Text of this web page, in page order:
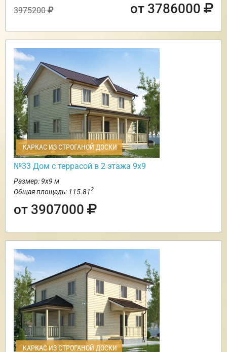
3975200 от 3786000
КАРКАС ИЗ СТРОГАНОЙ ДОСКИ
№33 Дом с террасой в 2 этажа 9х9
Размер: 9х9 м
Общая площадь: 115.812
от 3907000
КАРКАС ИЗ СТРОГАНОЙ ДОСКИ